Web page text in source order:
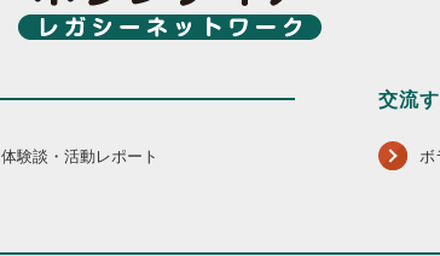
体験談・活動レポート
交流
ボ